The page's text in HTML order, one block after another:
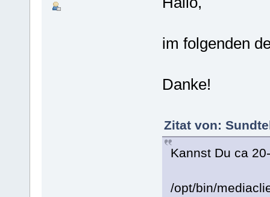
im folgenden
Danke!
Zitat von:
Kannst Du ca
/opt/bin/